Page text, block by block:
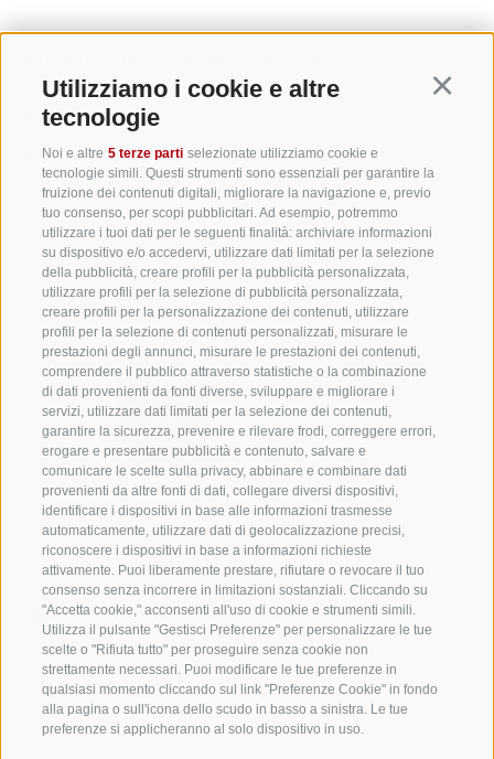
Utilizziamo i cookie e altre
tecnologie
Noi e altre 5 terze parti selezionate utilizziamo cookie e
tecnologie simili. Questi strumenti sono essenziali per garantire la
fruizione dei contenuti digitali, migliorare la navigazione e, previo
tuo consenso, per scopi pubblicitari. Ad esempio, potremmo
utilizzare i tuoi dati per le seguenti finalità: archiviare informazioni
su dispositivo e/o accedervi, utilizzare dati limitati per la selezione
della pubblicità, creare profili per la pubblicità personalizzata,
utilizzare profili per la selezione di pubblicità personalizzata,
creare profili per la personalizzazione dei contenuti, utilizzare
profili per la selezione di contenuti personalizzati, misurare le
prestazioni degli annunci, misurare le prestazioni dei contenuti,
comprendere il pubblico attraverso statistiche o la combinazione
di dati provenienti da fonti diverse, sviluppare e migliorare i
servizi, utilizzare dati limitati per la selezione dei contenuti,
garantire la sicurezza, prevenire e rilevare frodi, correggere errori,
erogare e presentare pubblicità e contenuto, salvare e
comunicare le scelte sulla privacy, abbinare e combinare dati
provenienti da altre fonti di dati, collegare diversi dispositivi,
identificare i dispositivi in base alle informazioni trasmesse
automaticamente, utilizzare dati di geolocalizzazione precisi,
riconoscere i dispositivi in base a informazioni richieste
attivamente. Puoi liberamente prestare, rifiutare o revocare il tuo
consenso senza incorrere in limitazioni sostanziali. Cliccando su
"Accetta cookie," acconsenti all'uso di cookie e strumenti simili.
Utilizza il pulsante "Gestisci Preferenze" per personalizzare le tue
scelte o "Rifiuta tutto" per proseguire senza cookie non
strettamente necessari. Puoi modificare le tue preferenze in
qualsiasi momento cliccando sul link "Preferenze Cookie" in fondo
alla pagina o sull'icona dello scudo in basso a sinistra. Le tue
preferenze si applicheranno al solo dispositivo in uso.
BOLZANO SEDE LEGALE
BRESSANONE
VIPITENO
CHIUSA
MONTAGNA
RENON
CREDITS MAPPA DEL SITO WHISTLEBLOWING